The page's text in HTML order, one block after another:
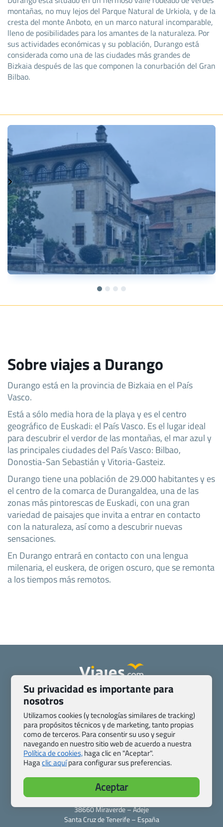
montañas, no muy lejos del Parque Natural de Urkiola, y de la
cresta del monte Anboto, en un marco natural incomparable,
lleno de posibilidades para los amantes de la naturaleza. Por
sus actividades económicas y su población, Durango está
considerada como una de las ciudades más grandes de
Bizkaia después de las que componen la conurbación del Gran
Bilbao.
Sobre viajes a Durango
Durango está en la provincia de Bizkaia en el País
Vasco.
Está a sólo media hora de la playa y es el centro
geográfico de Euskadi: el País Vasco. Es el lugar ideal
para descubrir el verdor de las montañas, el mar azul y
las principales ciudades del País Vasco: Bilbao,
Donostia-San Sebastián y Vitoria-Gasteiz.
Durango tiene una población de 29.000 habitantes y es
el centro de la comarca de Durangaldea, una de las
zonas más pintorescas de Euskadi, con una gran
variedad de paisajes que invita a entrar en contacto
con la naturaleza, así como a descubrir nuevas
sensaciones.
En Durango entrará en contacto con una lengua
milenaria, el euskera, de origen oscuro, que se remonta
a los tiempos más remotos.
Quienes somos
Contacto
Pasaporte, Visado, Salud y otras disposiciones específicas
Blog de Viajes.com
Registro de agencias
Preguntas frecuentes
Condiciones generales
Política de privacidad y cookies
Transparencia
Todas las páginas – sitemap
Viajes.com
Last Minute Express S.L.U.
c/ Drago, CC HLS, Local 13
38660 Miraverde – Adeje
Santa Cruz de Tenerife – España
Su privacidad es importante para
nosotros
Utilizamos cookies (y tecnologías similares de tracking)
para propósitos técnicos y de marketing, tanto propias
como de terceros. Para consentir su uso y seguir
navegando en nuestro sitio web de acuerdo a nuestra
Política de cookies,haga clic en "Aceptar".
Hagaclic aquípara configurar sus preferencias.
Aceptar